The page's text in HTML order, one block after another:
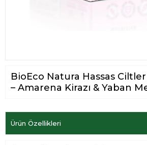
BioEco Natura Hassas
– Amarena Kirazı & Yaban
Ürün Özellikleri